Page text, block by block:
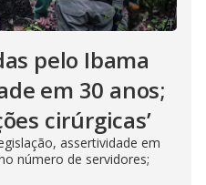
pelo Ibama
em 30 anos;
cirúrgicas’
assertividade em
número de servidores;